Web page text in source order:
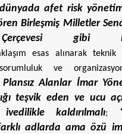
afet risk yönetim
Birleşmiş Milletler
gibi
esas alınarak teknik
ve
Plansız Alanlar İmar
teşvik eden ve ucu
kaldırılmalı;
adlarda ama özü